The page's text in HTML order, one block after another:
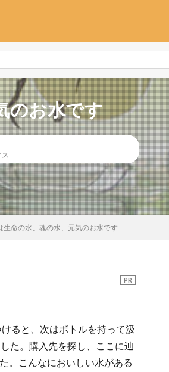
のお水です
生命の水、魂の水、元気のお水です
PR
ると、次はボトルを持って汲
た。購入先を探し、ここに辿
。こんなにおいしい水がある